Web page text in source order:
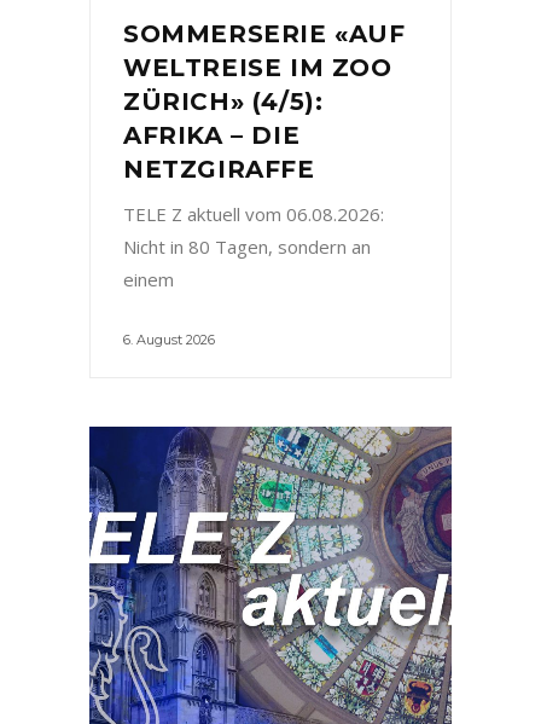
SOMMERSERIE «AUF
WELTREISE IM ZOO
ZÜRICH» (4/5):
AFRIKA – DIE
NETZGIRAFFE
TELE Z aktuell vom 06.08.2026:
Nicht in 80 Tagen, sondern an
einem
6. August 2026